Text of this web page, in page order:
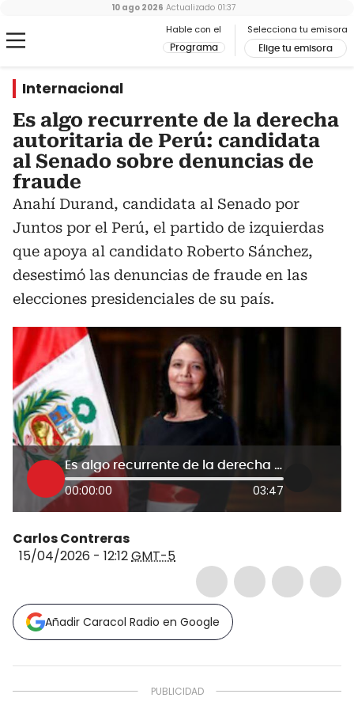
Hable con el
Programa
Selecciona tu emisora
Elige tu emisora
10 ago 2026 Actualizado 01:37
Internacional
Es algo recurrente de la derecha
autoritaria de Perú: candidata
al Senado sobre denuncias de
fraude
Anahí Durand, candidata al Senado por
Juntos por el Perú, el partido de izquierdas
que apoya al candidato Roberto Sánchez,
desestimó las denuncias de fraude en las
elecciones presidenciales de su país.
Es algo recurrente de la derecha autoritaria de Perú: candidata al Senado sobre denuncias de fraude
00:00:00 03:47
Carlos Contreras
15/04/2026 - 12:12GMT-5
Añadir Caracol Radio en Google